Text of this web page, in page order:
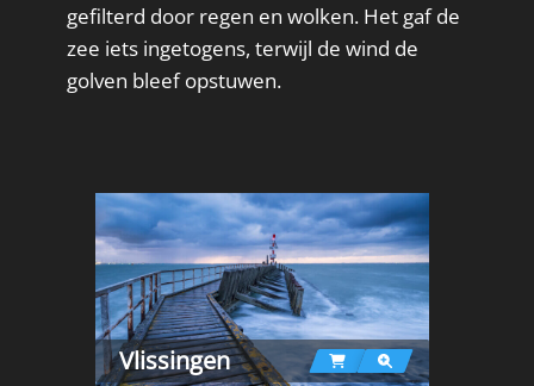
gefilterd door regen en wolken. Het gaf de
zee iets ingetogens, terwijl de wind de
golven bleef opstuwen.
Vlissingen